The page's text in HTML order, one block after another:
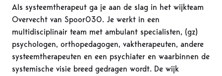
Als systeemtherapeut ga je aan de slag in het wijkteam
Overvecht van Spoor030. Je werkt in een
multidisciplinair team met ambulant specialisten, (gz)
psychologen, orthopedagogen, vaktherapeuten, andere
systeemtherapeuten en een psychiater en waarbinnen de
systemische visie breed gedragen wordt. De wijk